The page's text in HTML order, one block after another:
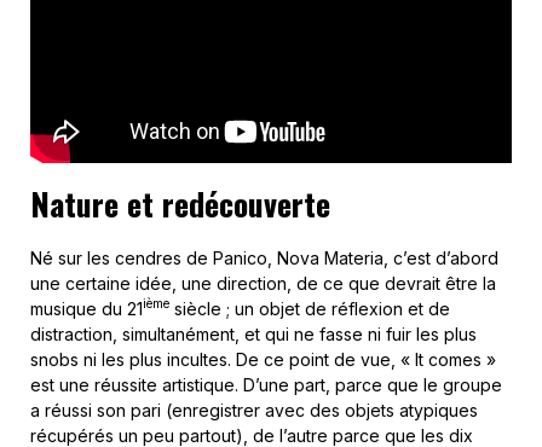
Nature et redécouverte
Né sur les cendres de Panico, Nova Materia, c’est d’abord
une certaine idée, une direction, de ce que devrait être la
musique du 21ième siècle ; un objet de réflexion et de
distraction, simultanément, et qui ne fasse ni fuir les plus
snobs ni les plus incultes. De ce point de vue, « It comes »
est une réussite artistique. D’une part, parce que le groupe
a réussi son pari (enregistrer avec des objets atypiques
récupérés un peu partout), de l’autre parce que les dix